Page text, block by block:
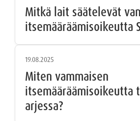
Mitkä lait säätelevät
itsemääräämisoikeutta
19.08.2025
Miten vammaisen
itsemääräämisoikeutta
arjessa?